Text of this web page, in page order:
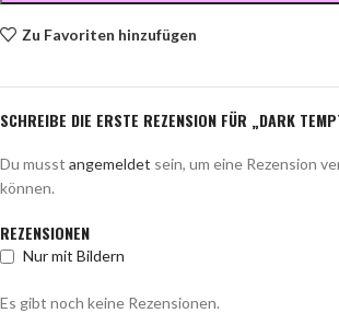
Zu Favoriten hinzufügen
REZENSIONEN
Nur mit Bildern
Es gibt noch keine Rezensionen.
SCHREIBE DIE ERSTE REZENSION FÜR „DARK
Du musst angemeldet sein, um eine Rezension
können.